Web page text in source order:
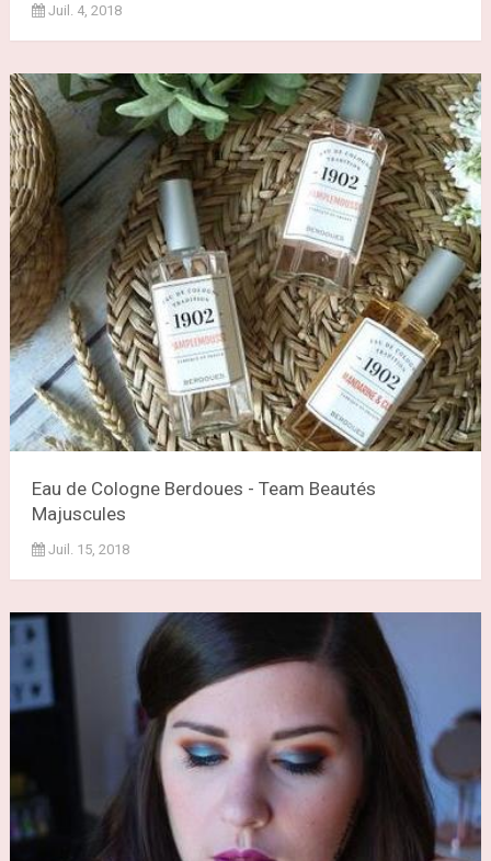
Juil. 4, 2018
Eau de Cologne Berdoues - Team Beautés
Majuscules
Juil. 15, 2018